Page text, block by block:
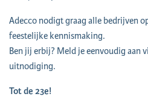
Adecco nodigt graag alle bedrijven
feestelijke kennismaking.
Ben jij erbij? Meld je eenvoudig aan
uitnodiging.
Tot de 23e!